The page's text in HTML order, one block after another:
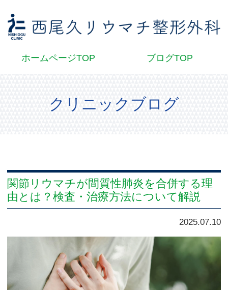
ホームページTOP ブログTOP
クリニックブログ
関節リウマチが間質性肺炎を合併する理
由とは？検査・治療方法について解説
2025.07.10